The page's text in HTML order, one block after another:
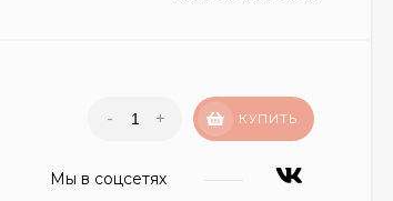
- + КУПИТЬ
Мы в соцсетях